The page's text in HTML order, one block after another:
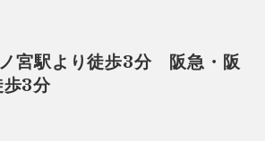
宮駅より徒歩3分 阪急・阪
歩3分